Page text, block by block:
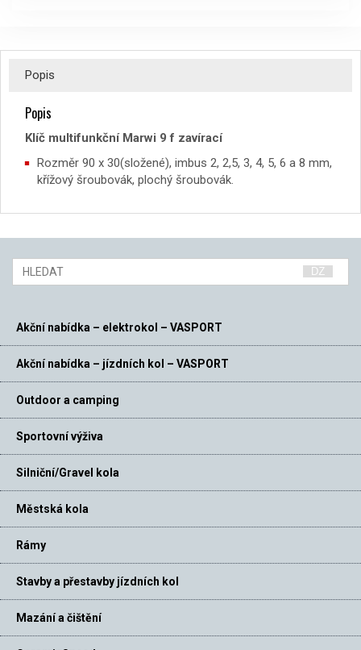
Popis
Popis
Klíč multifunkční Marwi 9 f zavírací
Rozměr 90 x 30(složené), imbus 2, 2,5, 3, 4, 5, 6 a 8 mm,
křížový šroubovák, plochý šroubovák.
Akční nabídka – elektrokol – VASPORT
Akční nabídka – jízdních kol – VASPORT
Outdoor a camping
Sportovní výživa
Silniční/Gravel kola
Městská kola
Rámy
Stavby a přestavby jízdních kol
Mazání a čištění